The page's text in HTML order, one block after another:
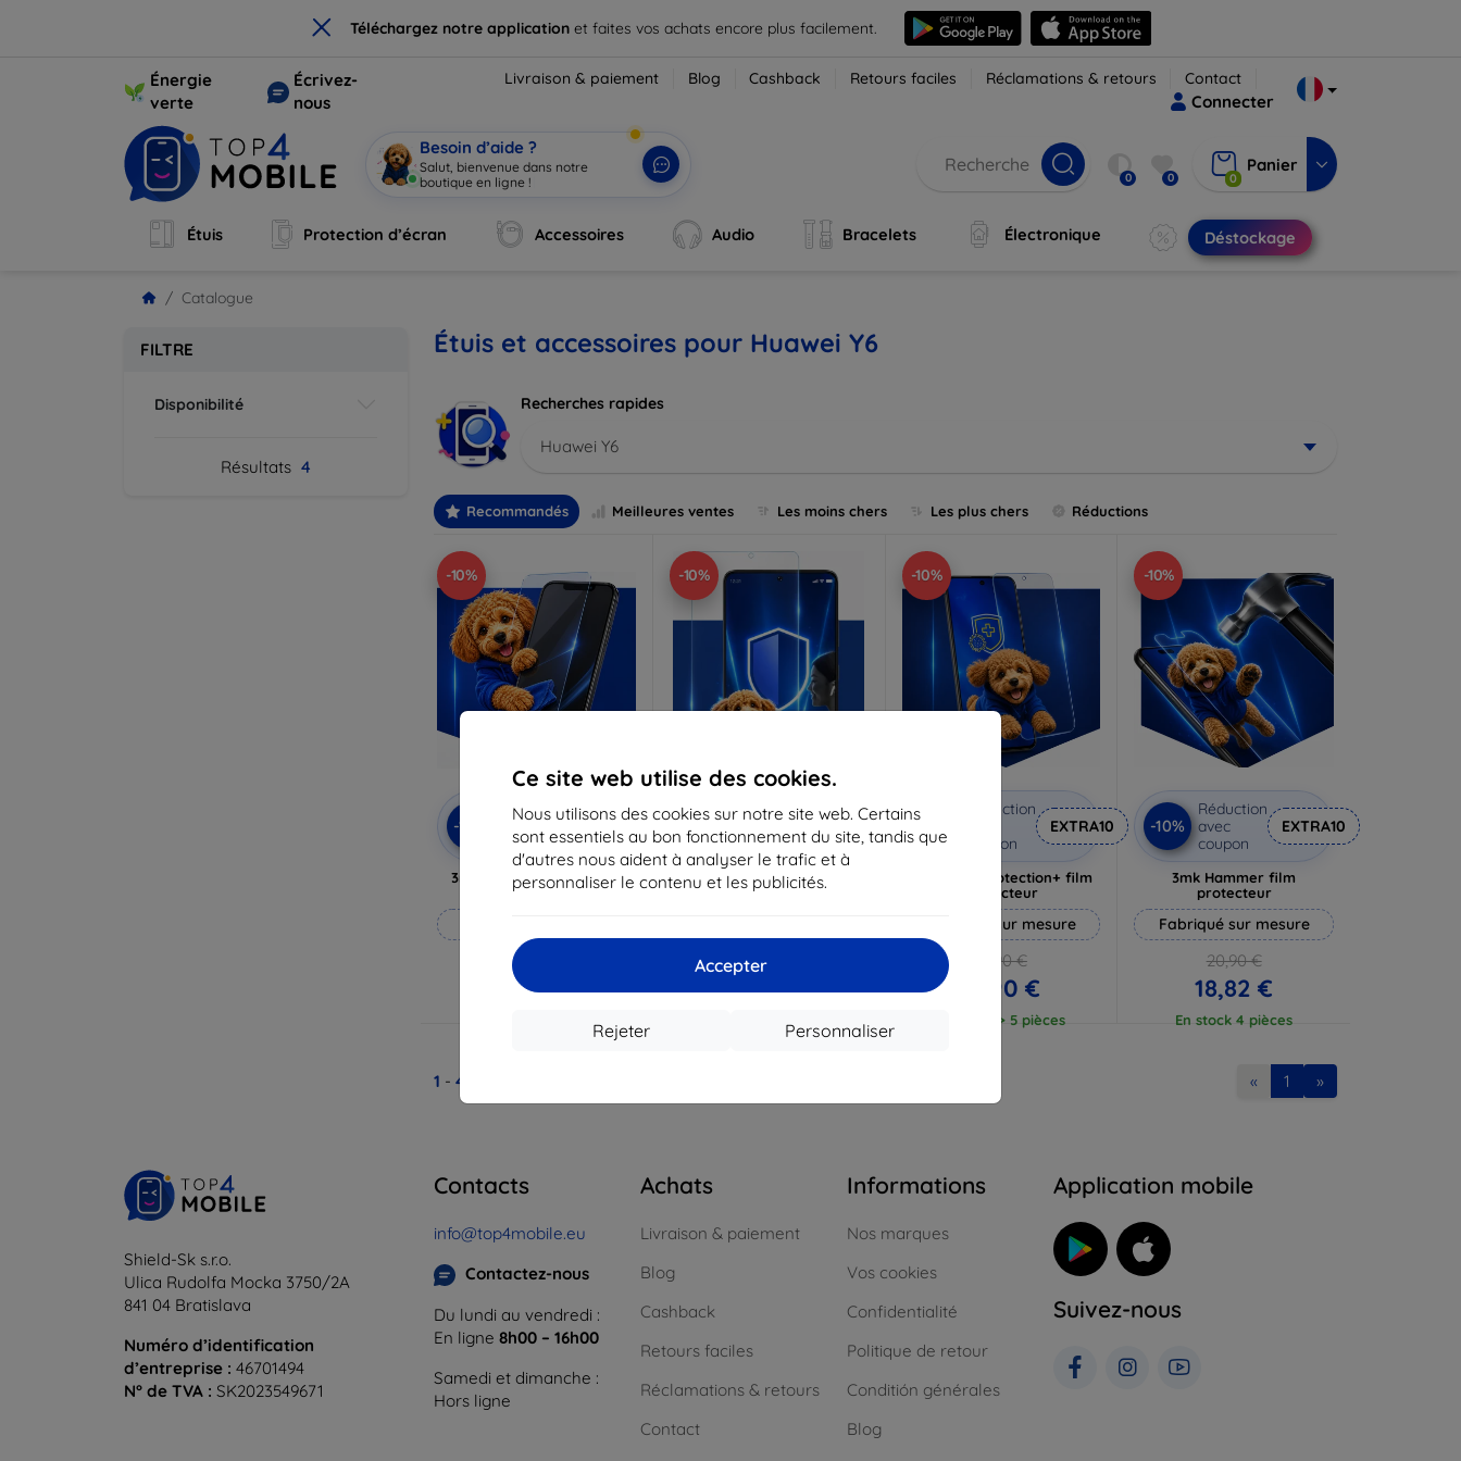
× Téléchargez notre application et faites vos achats encore plus facilement.
Ce site web utilise des cookies.
Nous utilisons des cookies sur notre site web. Certains
sont essentiels au bon fonctionnement du site, tandis que
d'autres nous aident à analyser le trafic et à
personnaliser le contenu et les publicités.
Accepter
Personnaliser
Rejeter
Énergie
verte
Écrivez-
nous
Livraison & paiement Blog Cashback Retours faciles Réclamations & retours Contact
Connecter
Besoin d’aide ?
Salut, bienvenue dans notre
boutique en ligne !
0 0 0
Panier
Étuis Protection d’écran Accessoires Audio Bracelets Électronique Déstockage
Catalogue
FILTRE
Disponibilité
Résultats 4
Étuis et accessoires pour Huawei Y6
Recherches rapides
Huawei Y6
Recommandés Meilleures ventes Les moins chers Les plus chers Réductions
-10%
-10%
Réduction
avec
coupon
EXTRA10
3mk Anti-Shock verre de
protection
17,90 €
16,12 €
-10%
-10%
Réduction
avec
coupon
EXTRA10
3mk Pure Matt Verre de
protection
13,90 €
12,50 €
-10%
-10%
Réduction
coupon
EXTRA10
3mk Silverprotection+ film
protecteur
Fabriqué sur mesure
19,90 €
17,90 €
En stock > 5 pièces
-10%
-10%
Réduction
avec
coupon
EXTRA10
3mk Hammer film
protecteur
Fabriqué sur mesure
20,90 €
18,82 €
En stock 4 pièces
1 - 4 « 1 »
Shield-Sk s.r.o.
Ulica Rudolfa Mocka 3750/2A
841 04 Bratislava
Numéro d’identification
d’entreprise : 46701494
N° de TVA : SK2023549671
Contacts
info@top4mobile.eu
Contactez-nous
Du lundi au vendredi :
En ligne 8h00 – 16h00
Samedi et dimanche :
Hors ligne
Achats
Livraison & paiement
Blog
Cashback
Retours faciles
Réclamations & retours
Contact
Informations
Nos marques
Vos cookies
Confidentialité
Politique de retour
Conditión générales
Blog
Application mobile
Suivez-nous